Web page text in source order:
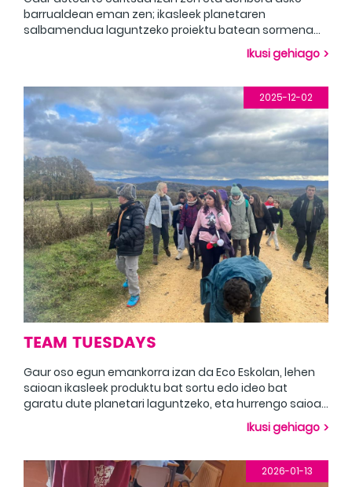
barrualdean eman zen; ikasleek planetaren
salbamendua laguntzeko proiektu batean sormena
erabili zuten, eta gero ikasleek ingelesezko film batekin
Ikusi gehiago
2025-12-02
TEAM TUESDAYS
Gaur oso egun emankorra izan da Eco Eskolan, lehen
saioan ikasleek produktu bat sortu edo ideo bat
garatu dute planetari laguntzeko, eta hurrengo saioan
ikasleak bertako basoan sartu dira, eta ekipoetan
etxeak eraiki dituzte aurkitu ahal izan dituzten
productivo en la Escuela Eco, en la primera sesión los
alumnos han creado un producto o desarrollado un
Ikusi gehiago
2026-01-13